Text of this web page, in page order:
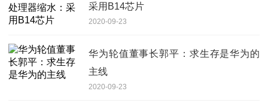
采用B14芯片
2020-09-23
华为轮值董事长郭平：求生存是华为的
主线
2020-09-23